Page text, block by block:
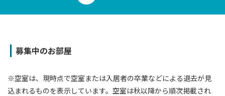
募集中のお部屋
※空室は、現時点で空室または⼊居者の卒業などによる退去が⾒
込まれるものを表⽰しています。空室は秋以降から順次掲載され